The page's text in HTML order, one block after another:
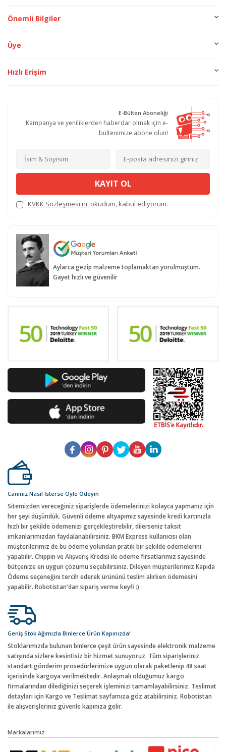
Önemli Bilgiler
Üye
Hızlı Erişim
E-Bülten Aboneliği
Kampanya ve yeniliklerden haberdar olmak için e-
bültenimize abone olun!
KAYIT OL
KVKK Sözleşmesi'ni, okudum, kabul ediyorum.
Aylarca gezip malzeme toplamaktan yorulmuştum.
Gayet hızlı ve güvenilir
Canınız Nasıl İsterse Öyle Ödeyin
Sitemizden vereceğiniz siparişlerde ödemelerinizi kolayca yapmanız için
her şeyi düşündük. Güvenli ödeme altyapımız sayesinde kredi kartınızla
hızlı bir şekilde ödemenizi gerçekleştirebilir, dilerseniz taksit
imkanlarımızdan faydalanabilirsiniz. BKM Express kullanıcısı olan
müşterilerimiz de bu ödeme yolundan pratik bir şekilde ödemelerini
yapabilir. Chippin ve Alışveriş Kredisi ile ödeme fırsatlarımız sayesinde
bütçenize en uygun çözümü seçebilirsiniz. Dileyen müşterilerimiz Kapıda
Ödeme seçeneğini tercih ederek ürününü teslim alırken ödemesini
yapabilir. Robotistan'dan sipariş verme keyfi :)
Geniş Stok Ağımızla Binlerce Ürün Kapınızda!
Stoklarımızda bulunan binlerce çeşit ürün sayesinde elektronik malzeme
satışında sizlere kesintisiz bir hizmet sunuyoruz. Tüm siparişleriniz
standart gönderim prosedürlerimize uygun olarak paketlenip 48 saat
içerisinde kargoya verilmektedir. Anlaşmalı olduğumuz kargo
firmalarından dilediğinizi seçerek işleminizi tamamlayabilirsiniz. Teslimat
detayları için Kargo ve Teslimat sayfamıza göz atabilirsiniz. Robotistan
ile alışverişleriniz güvenle kapınıza gelir.
Markalarımız